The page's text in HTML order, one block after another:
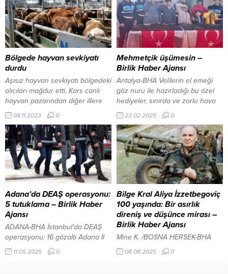
kuruluş süreci de resmen
başlatıldı. Akşam saat 18.00’de
kokteyl ve karşılama programıyla
başlayan etkinlikte katılımcılar bir
araya gelerek networking
fırsatlarından yararlandı. Divan
Başkanlığı’nı Celal Aydemir’in
üstlendiği programda; Ferhan
Tan, Adalet Jennings ve Halil...
şeklinde masası sandalyesi resim
giydirmesi içinde olacak şekilde
kiralanacak 36 adet normal stant
hazırladık. 1 adet platin sponsor
için 24 m2 stant, 2 adet altın
sponsor için ve...
Bölgede hayvan sevkiyatı
durdu
Aşısız hayvan sevkiyatı bölgedeki
alıcıları mağdur etti. Kars canlı
hayvan pazarından diğer illere
taşımacılık yapan tırcılar, hayvan
sevkiyatında çıkan sevk
olayından dolayı mağdur
olduklarını, aylardır tırlarda
perişan olduklarını söylediler. 2
Kasım 2023, 20:19 yayınlandı
ARDAHAN/Özkan KARAKAYA –
BHA Bölgenin tek geçim kaynağı
ve bölge ekonomisinin en önemli
lokomotifi hayvancılıkta aşı...
08.11.2023 0
Mehmetçik üşümesin –
Birlik Haber Ajansı
Antalya-BHA Velilerin el emeği
göz nuru ile hazırladığı bu özel
hediyeler, sınırda ve zorlu hava
koşullarında görev yapan
askerlerimize moral kaynağı
olacak. Proje kapsamında
toplanan bere ve boyunluklar,
Manavgat İlçe Jandarma
Komutanlığı tarafından gerekli
noktalara ulaştırılacak. Projeye
katkı sağlayan veliler,
askerlerimizin her zaman
yanlarında olduklarını ve onlara
minnettar olduklarını dile...
23.02.2025 0
Adana’da DEAŞ operasyonu:
5 tutuklama – Birlik Haber
Ajansı
ADANA-BHA İstanbul’da DEAŞ
operasyonu: 16 gözaltı Adana İl
Emniyet Müdürlüğü Terörle
Mücadele Şubesi ekiplerince 7
11.05.2025 0
Bilge Kral Aliya İzzetbegoviç
100 yaşında: Bir asırlık
direniş ve düşünce mirası –
Birlik Haber Ajansı
Mine K. /BOSNA HERSEK-BHA
Aliya İzzetbegoviç, Bosna-
Hersek’in bağımsızlık
08.08.2025 0